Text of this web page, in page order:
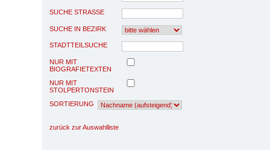
SUCHE STRASSE
SUCHE IN BEZIRK
STADTTEILSUCHE
NUR MIT
BIOGRAFIETEXTEN
NUR MIT
STOLPERTONSTEIN
SORTIERUNG
zurück zur Auswahlliste